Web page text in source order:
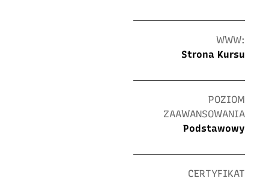
WWW:
Strona Kursu
POZIOM
ZAAWANSOWANIA
Podstawowy
CERTYFIKAT